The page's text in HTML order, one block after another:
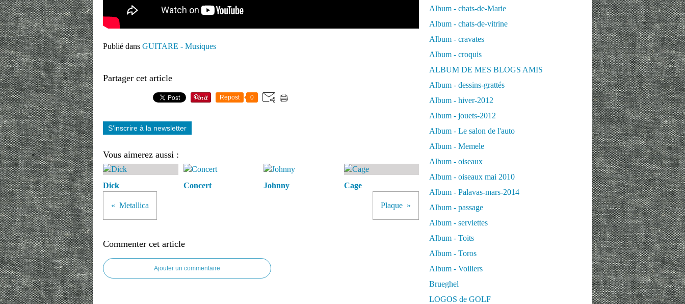
Publié dans GUITARE - Musiques
Partager cet article
Repost 0
S'inscrire à la newsletter
Vous aimerez aussi :
Dick Concert Johnny Cage
Metallica Plaque
Commenter cet article
Ajouter un commentaire
Album - chats-de-Marie
Album - chats-de-vitrine
Album - cravates
Album - croquis
ALBUM DE MES BLOGS AMIS
Album - dessins-grattés
Album - hiver-2012
Album - jouets-2012
Album - Le salon de l'auto
Album - Memele
Album - oiseaux
Album - oiseaux mai 2010
Album - Palavas-mars-2014
Album - passage
Album - serviettes
Album - Toits
Album - Toros
Album - Voiliers
Brueghel
LOGOS de GOLF